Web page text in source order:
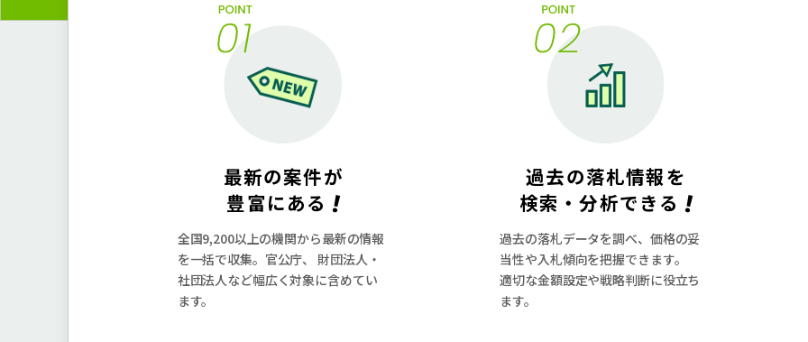
最新の案件が
豊富にある !
全国9,200以上の機関から最新の情報
を一括で収集。官公庁、 財団法人・
社団法人など幅広く対象に含めてい
ます。
過去の落札情報を
検索・分析できる !
過去の落札データを調べ、価格の妥
当性や入札傾向を把握できます。
適切な金額設定や戦略判断に役立ち
ます。